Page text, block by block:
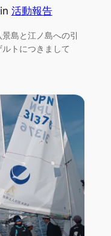
in 活動報告
島と江ノ島への引
トにつきまして